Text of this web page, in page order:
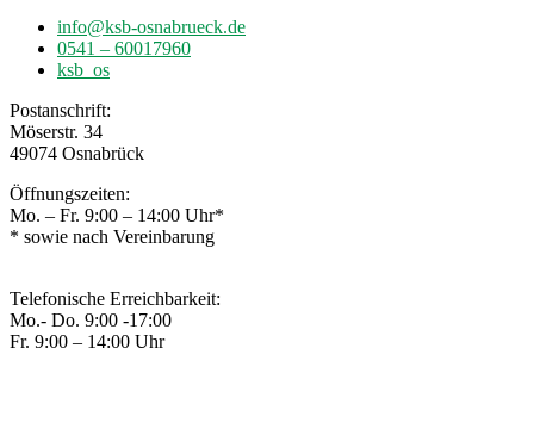
info@ksb-osnabrueck.de
0541 – 60017960
ksb_os
Postanschrift:
Möserstr. 34
49074 Osnabrück
Öffnungszeiten:
Mo. – Fr. 9:00 – 14:00 Uhr*
* sowie nach Vereinbarung
Telefonische Erreichbarkeit:
Mo.- Do. 9:00 -17:00
Fr. 9:00 – 14:00 Uhr